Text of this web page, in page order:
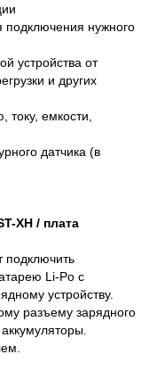
подключения нужного
устройства от
и других
емкости,
датчика (в
XH / плата
подключить
Li-Po с
устройству.
разъему зарядного